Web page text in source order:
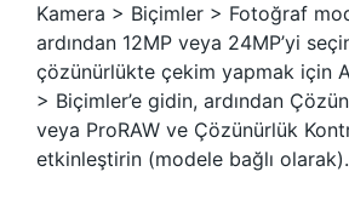
Kamera > Biçimler > Fotoğraf
ardından 12MP veya 24MP’yi
çözünürlükte çekim yapmak için
> Biçimler’e gidin, ardından
veya ProRAW ve Çözünürlük
etkinleştirin (modele bağlı olarak).